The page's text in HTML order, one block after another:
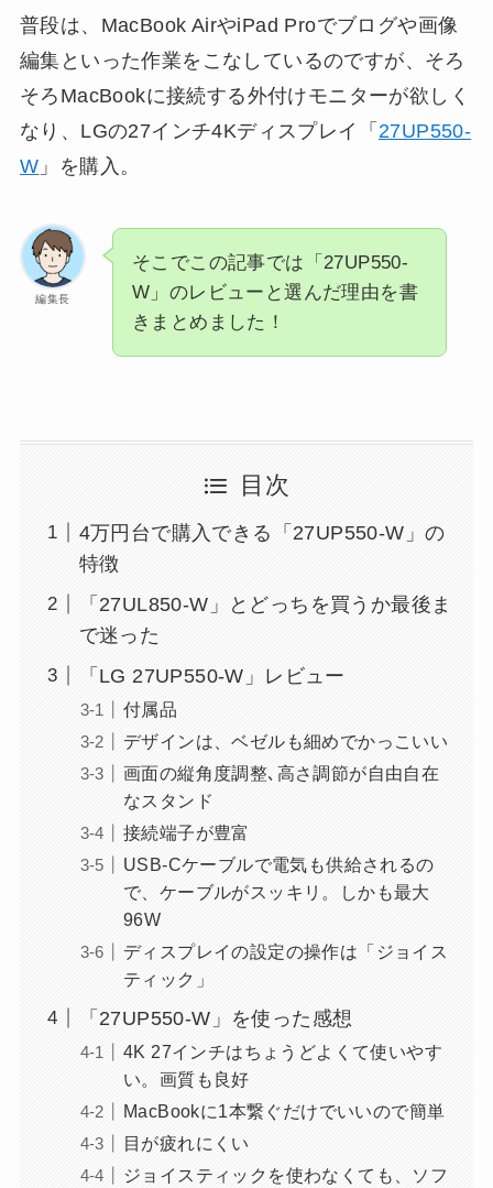
普段は、MacBook AirやiPad Proでブログや画像
編集といった作業をこなしているのですが、そろ
そろMacBookに接続する外付けモニターが欲しく
なり、LGの27インチ4Kディスプレイ「 27UP550-
W 」を購入。
編集長
そこでこの記事では「27UP550-
W」のレビューと選んだ理由を書
きまとめました！
目次
4万円台で購入できる「27UP550-W」の
特徴
「27UL850-W」とどっちを買うか最後ま
で迷った
「LG 27UP550-W」レビュー
付属品
デザインは、ベゼルも細めでかっこいい
画面の縦角度調整､高さ調節が自由自在
なスタンド
接続端子が豊富
USB-Cケーブルで電気も供給されるの
で、ケーブルがスッキリ。しかも最大
96W
ディスプレイの設定の操作は「ジョイス
ティック」
「27UP550-W」を使った感想
4K 27インチはちょうどよくて使いやす
い。画質も良好
MacBookに1本繋ぐだけでいいので簡単
目が疲れにくい
ジョイスティックを使わなくても、ソフ